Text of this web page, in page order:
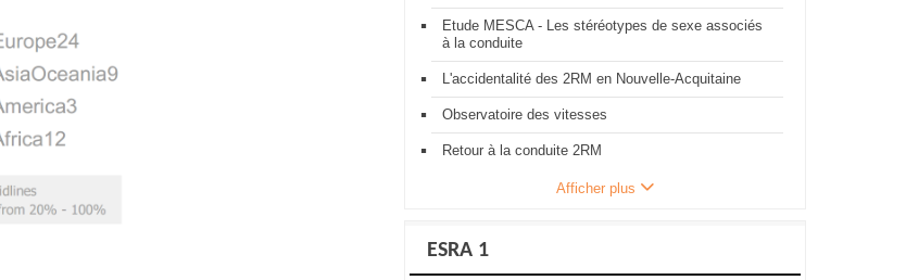
Etude MESCA - Les stéréotypes de sexe associés
à la conduite
L'accidentalité des 2RM en Nouvelle-Acquitaine
Observatoire des vitesses
Retour à la conduite 2RM
Afficher plus
ESRA 1